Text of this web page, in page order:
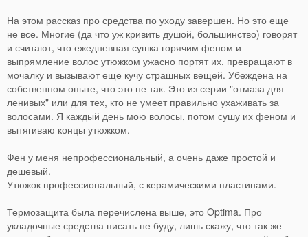
На этом рассказ про средства по уходу завершен. Но это еще
не все. Многие (да что уж кривить душой, большинство) говорят
и считают, что ежедневная сушка горячим феном и
выпрямление волос утюжком ужасно портят их, превращают в
мочалку и вызывают еще кучу страшных вещей. Убеждена на
собственном опыте, что это не так. Это из серии "отмаза для
ленивых" или для тех, кто не умеет правильно ухаживать за
волосами. Я каждый день мою волосы, потом сушу их феном и
вытягиваю концы утюжком.
Фен у меня непрофессиональный, а очень даже простой и
дешевый.
Утюжок профессиональный, с керамическими пластинами.
Термозащита была перечислена выше, это Optima. Про
укладочные средства писать не буду, лишь скажу, что так же